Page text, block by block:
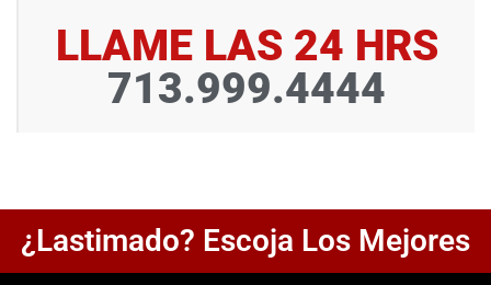
LLAME LAS 24 HRS
713.999.4444
¿Lastimado? Escoja Los Mejores